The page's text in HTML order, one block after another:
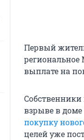
Первый
выплате на
взрыве в доме
покупку
целей уже